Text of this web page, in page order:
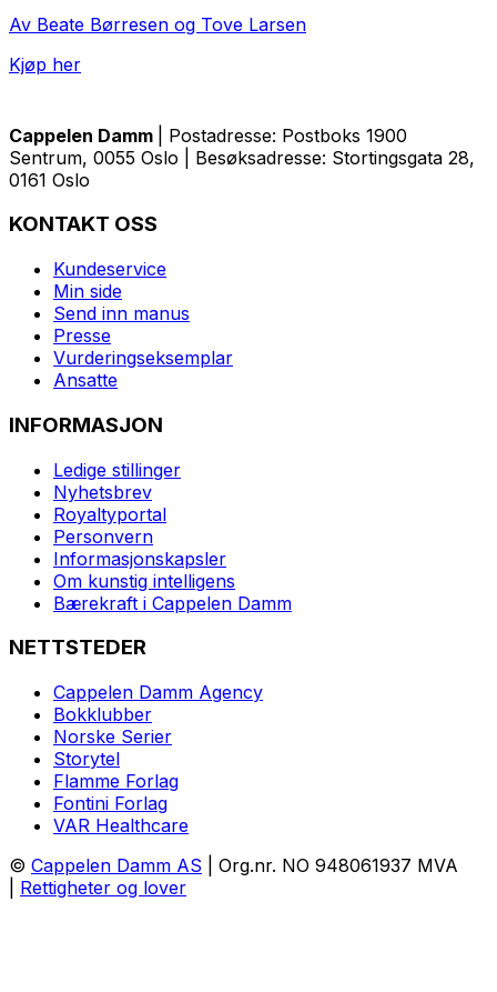
Av Beate Børresen og Tove Larsen
Kjøp her
Cappelen Damm
| Postadresse: Postboks 1900
Sentrum, 0055 Oslo | Besøksadresse: Stortingsgata 28,
0161 Oslo
KONTAKT OSS
Kundeservice
Min side
Send inn manus
Presse
Vurderingseksemplar
Ansatte
INFORMASJON
Ledige stillinger
Nyhetsbrev
Royaltyportal
Personvern
Informasjonskapsler
Om kunstig intelligens
Bærekraft i Cappelen Damm
NETTSTEDER
Cappelen Damm Agency
Bokklubber
Norske Serier
Storytel
Flamme Forlag
Fontini Forlag
VAR Healthcare
© Cappelen Damm AS | Org.nr. NO 948061937 MVA
Rettigheter og lover